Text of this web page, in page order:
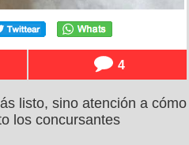
4
listo, sino atención a cómo
los concursantes